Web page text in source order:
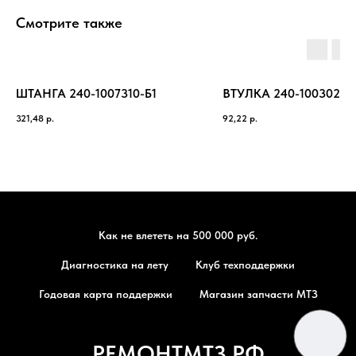
Смотрите также
ШТАНГА 240-1007310-Б1
321,48 р.
ВТУЛКА 240-1003029
92,22 р.
Как не влететь на 500 000 руб.
Диагностика на лету Клуб техподдержки
Годовая карта поддержки Магазин запчасти МТЗ